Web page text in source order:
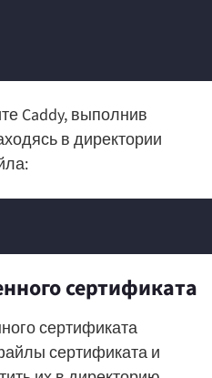
Caddy, выполнив
в директории
сертификата
сертификата
сертификата и